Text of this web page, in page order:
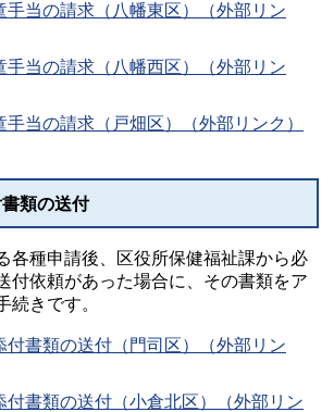
手当の請求（八幡東区）（外部リン
手当の請求（八幡西区）（外部リン
手当の請求（戸畑区）（外部リンク）
類の送付
各種申請後、区役所保健福祉課から必
付依頼があった場合に、その書類をア
続きです。
付書類の送付（門司区）（外部リン
付書類の送付（小倉北区）（外部リン